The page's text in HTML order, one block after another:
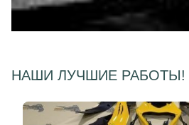
НАШИ ЛУЧШИЕ РАБОТЫ!